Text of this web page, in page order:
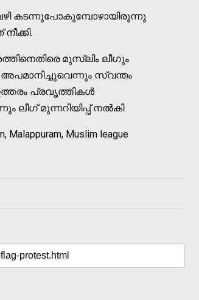
കടന്നുപോകുമ്പോഴായിരുന്നു
മുസ്ലിം ലീഗും
സ്വന്തം
പ്രവൃത്തികള്‍
ലീഗ് മുന്നറിയിപ്പ് നല്‍കി.
Malappuram, Muslim league